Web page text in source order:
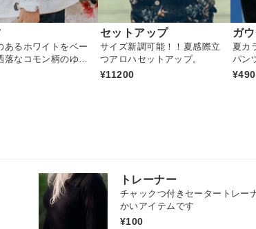
あるホワイトをベー
落なコモン柄のゆっ
ャツ
セットアップ
サイズ新調可能！！夏感際立
つアロハセットアップ。
¥11200
ガ
夏カ
パン
です
トレーナー
チャックつ付きセータートレー
かいアイテムです
¥100